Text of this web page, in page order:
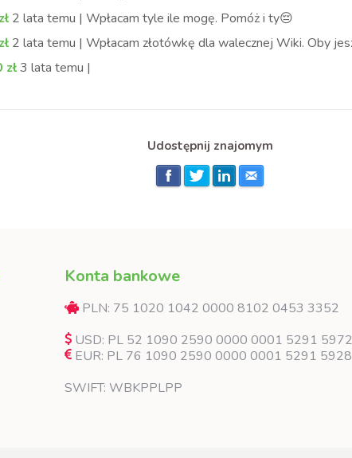
zł 2 lata temu | Wpłacam tyle ile mogę. Pomóż i ty😔
zł 2 lata temu | Wpłacam złotówkę dla walecznej Wiki. Oby
zł 3 lata temu |
Udostępnij znajomym
Konta bankowe
PLN: 75 1020 1042 0000 8102 0453 3352
USD: PL 52 1090 2590 0000 0001 5291 5972
EUR: PL 76 1090 2590 0000 0001 5291 5928
SWIFT: WBKPPLPP